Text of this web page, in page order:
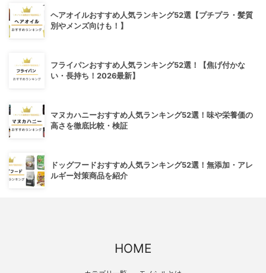
ヘアオイルおすすめ人気ランキング52選【プチプラ・髪質
別やメンズ向けも！】
フライパンおすすめ人気ランキング52選！【焦げ付かな
い・長持ち！2026最新】
マヌカハニーおすすめ人気ランキング52選！味や栄養価の
高さを徹底比較・検証
ドッグフードおすすめ人気ランキング52選！無添加・アレ
ルギー対策商品を紹介
HOME